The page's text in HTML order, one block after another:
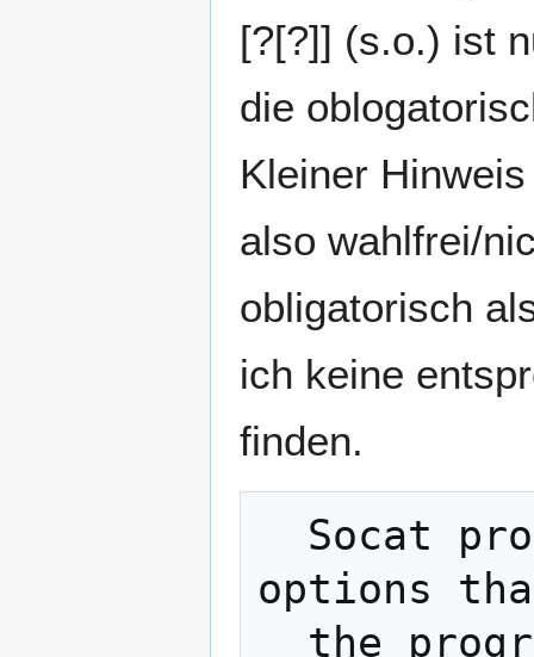
[?[?]] (s.o.) ist
die
Kleiner
also wahlfrei/
obligatorisch
ich keine
finden.
options